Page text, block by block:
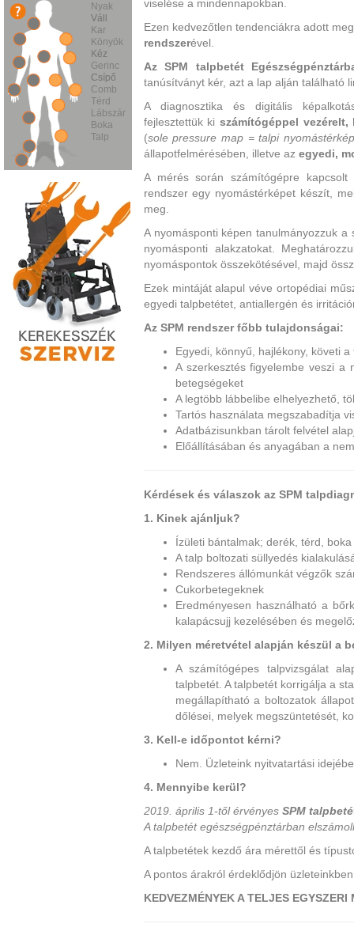
Nyak
Váll
Könyök
Kéz
Gerinc
Csípő
Térd
Boka
Talp
Váll
Kar
Kéz
Csípő
Comb
Lábszár
viselése a mindennapokban.
Ezen kedvezőtlen tendenciákra adott
rendszerével.
Az SPM talpbetét
tanúsítványt kér, azt a lap alján található
A diagnosztika és digitális
fejlesztettük kiszámítógéppel
(sole pressure map = talpi
állapotfelmérésében, illetve az egyedi,
A mérés során számítógépre
rendszer egy nyomástérképet készít,
meg.
A nyomásponti képen tanulmányozzuk
nyomásponti alakzatokat.
nyomáspontok összekötésével, majd
Ezek mintáját alapul véve ortopédiai
egyedi talpbetétet, antiallergén és
Az SPM rendszer főbb tulajdonságai:
Egyedi, könnyű, hajlékony, követi
A szerkesztés figyelembe veszi a
betegségeket
A legtöbb lábbelibe elhelyezhető,
Tartós használata megszabadítja
Adatbázisunkban tárolt felvétel
Előállításában és anyagában a
Kérdések és válaszok az SPM
1. Kinek ajánljuk?
Ízületi bántalmak; derék, térd,
A talp boltozati süllyedés
Rendszeres állómunkát végzők
Cukorbetegeknek
Eredményesen használható a
kalapácsujj kezelésében és
2. Milyen méretvétel alapján készül a
A számítógépes talpvizsgálat
talpbetét. A talpbetét korrigálja a
megállapítható a boltozatok
dőlései, melyek megszüntetését,
3. Kell-e időpontot kérni?
Nem. Üzleteink nyitvatartási
4. Mennyibe kerül?
2019. április 1-től érvényes SPM
A talpbetét egészségpénztárban
A talpbetétek kezdő ára mérettől és
A pontos árakról érdeklődjön
KEDVEZMÉNYEK A TELJES EGYSZERI